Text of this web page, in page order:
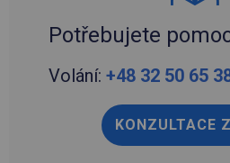
Potřebujete
Volání: +48 32 50 65
KONZULTACE